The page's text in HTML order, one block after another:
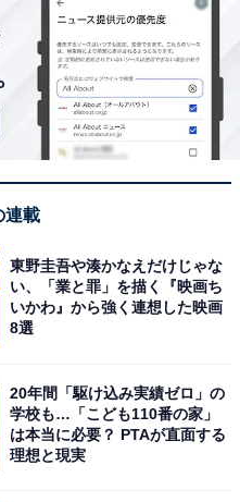
「長崎県の道の駅」ランキン
丘そとめ」を抑えた1位は？
連載
東野圭吾や湊かなえだけじゃな
い、「業と罪」を描く『映画ち
いかわ』から強く連想した映画
8選
20年間「駆け込み実績ゼロ」の
学校も…「こども110番の家」
は本当に必要？ PTAが直面する
理想と現実